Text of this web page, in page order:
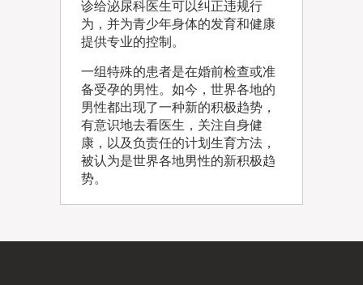
诊给泌尿科医生可以纠正违规行
为，并为青少年身体的发育和健康
提供专业的控制。
一组特殊的患者是在婚前检查或准
备受孕的男性。如今，世界各地的
男性都出现了一种新的积极趋势，
有意识地去看医生，关注自身健
康，以及负责任的计划生育方法，
被认为是世界各地男性的新积极趋
势。